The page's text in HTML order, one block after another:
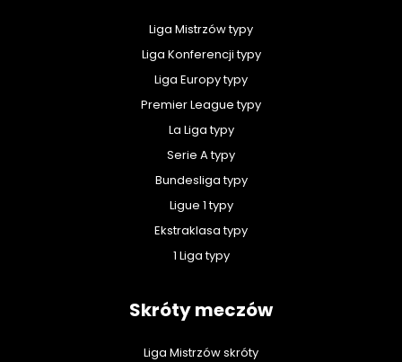
Liga Mistrzów typy
Liga Konferencji typy
Liga Europy typy
Premier League typy
La Liga typy
Serie A typy
Bundesliga typy
Ligue 1 typy
Ekstraklasa typy
1 Liga typy
Skróty meczów
Liga Mistrzów skróty